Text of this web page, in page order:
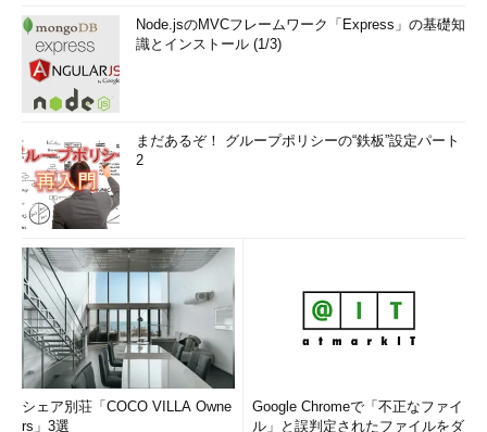
Node.jsのMVCフレームワーク「Express」の基礎知
識とインストール (1/3)
まだあるぞ！ グループポリシーの“鉄板”設定パート
2
シェア別荘「COCO VILLA Owne
rs」3選
Google Chromeで「不正なファイ
ル」と誤判定されたファイルをダ